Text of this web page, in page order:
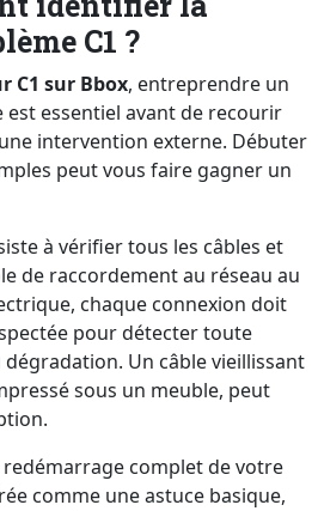
C1 ?
C1 sur Bbox, entreprendre un
essentiel avant de recourir
intervention externe. Débuter
peut vous faire gagner un
à vérifier tous les câbles et
de raccordement au réseau au
chaque connexion doit
pour détecter toute
Un câble vieillissant
sous un meuble, peut
complet de votre
comme une astuce basique,